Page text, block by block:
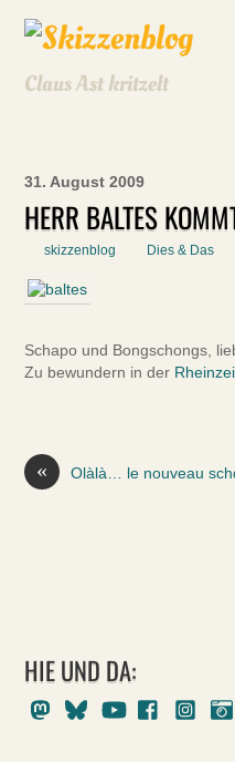
Claus Ast kritzelt
31. August 2009
HERR BALTES
skizzenblog Dies & Das
Schapo und Bongschongs,
Zu bewundern in der
« Olàlà… le nouveau
HIE UND DA:
MastodonBlueskyYoutubeFacebook